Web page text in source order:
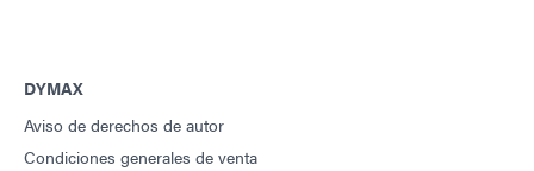
DYMAX
Aviso de derechos de autor
Condiciones generales de venta